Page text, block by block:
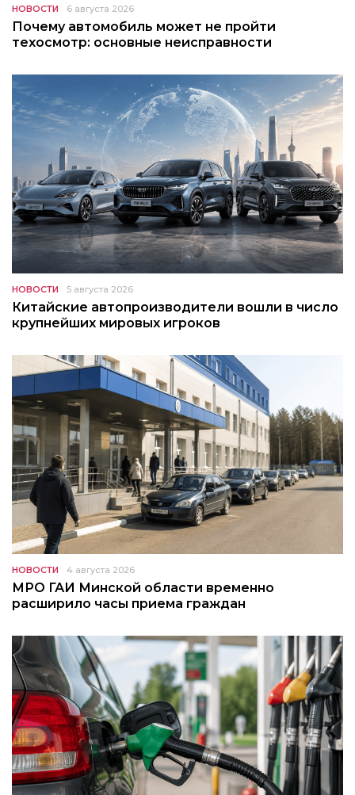
НОВОСТИ 6 августа 2026
Почему автомобиль может не пройти
техосмотр: основные неисправности
НОВОСТИ 5 августа 2026
Китайские автопроизводители вошли в число
крупнейших мировых игроков
НОВОСТИ 4 августа 2026
МРО ГАИ Минской области временно
расширило часы приема граждан